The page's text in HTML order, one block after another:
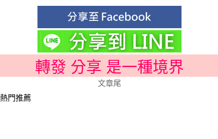
轉發 分享 是一種境界
文章尾
熱門推薦